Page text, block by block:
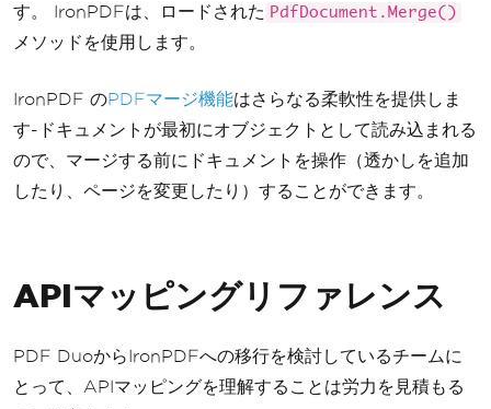
す。 IronPDFは、ロードされた PdfDocument.Merge()
メソッドを使用します。
IronPDF のPDFマージ機能はさらなる柔軟性を提供しま
す-ドキュメントが最初にオブジェクトとして読み込まれる
ので、マージする前にドキュメントを操作（透かしを追加
したり、ページを変更したり）することができます。
APIマッピングリファレンス
PDF DuoからIronPDFへの移行を検討しているチームに
とって、APIマッピングを理解することは労力を見積もる